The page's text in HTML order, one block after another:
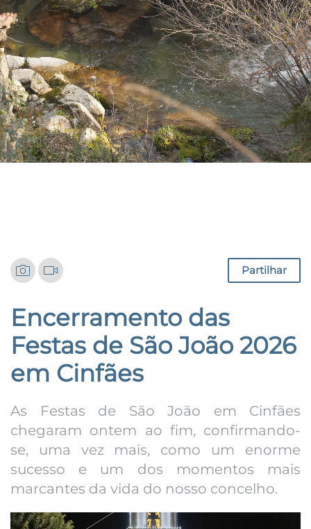
Partilhar
Encerramento das
Festas de São João 2026
em Cinfães
As Festas de São João em Cinfães
chegaram ontem ao fim, confirmando-
se, uma vez mais, como um enorme
sucesso e um dos momentos mais
marcantes da vida do nosso concelho.